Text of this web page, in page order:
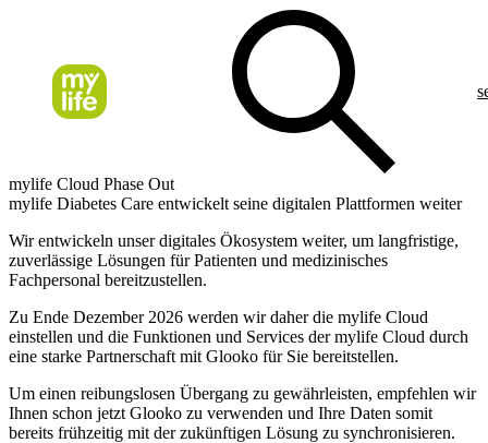
mylife Cloud Phase Out
mylife Diabetes Care entwickelt seine digitalen Plattformen weiter
Wir entwickeln unser digitales Ökosystem weiter, um langfristige,
zuverlässige Lösungen für Patienten und medizinisches
Fachpersonal bereitzustellen.
Zu Ende Dezember 2026 werden wir daher die mylife Cloud
einstellen und die Funktionen und Services der mylife Cloud durch
eine starke Partnerschaft mit Glooko für Sie bereitstellen.
Um einen reibungslosen Übergang zu gewährleisten, empfehlen wir
Ihnen schon jetzt Glooko zu verwenden und Ihre Daten somit
bereits frühzeitig mit der zukünftigen Lösung zu synchronisieren.